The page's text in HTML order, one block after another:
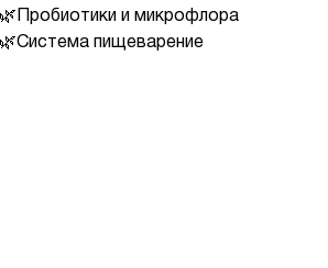
Пробиотики и микрофлора
Система пищеварение